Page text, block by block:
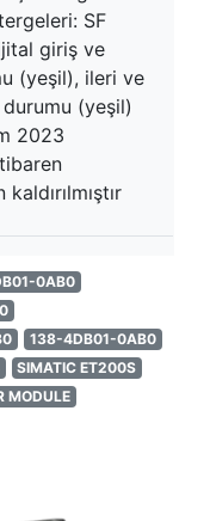
SF
giriş ve
(yeşil), ileri ve
(yeşil)
2023
0AB0
138-4DB01-0AB0
SIMATIC ET200S
MODULE